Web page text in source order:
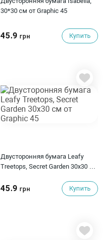
30*30 см от Graphic 45
45.9 грн Купить
Двусторонняя бумага Leafy
Treetops, Secret Garden 30х30 см
45.9 грн Купить